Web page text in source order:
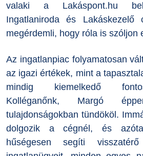
valaki a Lakáspont.hu
Ingatlaniroda és Lakáskezelő
megérdemli, hogy róla is szóljon
Az ingatlanpiac folyamatosan
az igazi értékek, mint a
mindig kiemelkedő
Kolléganőnk, Margó
tulajdonságokban tündököl.
dolgozik a cégnél, és
hűségesen segíti